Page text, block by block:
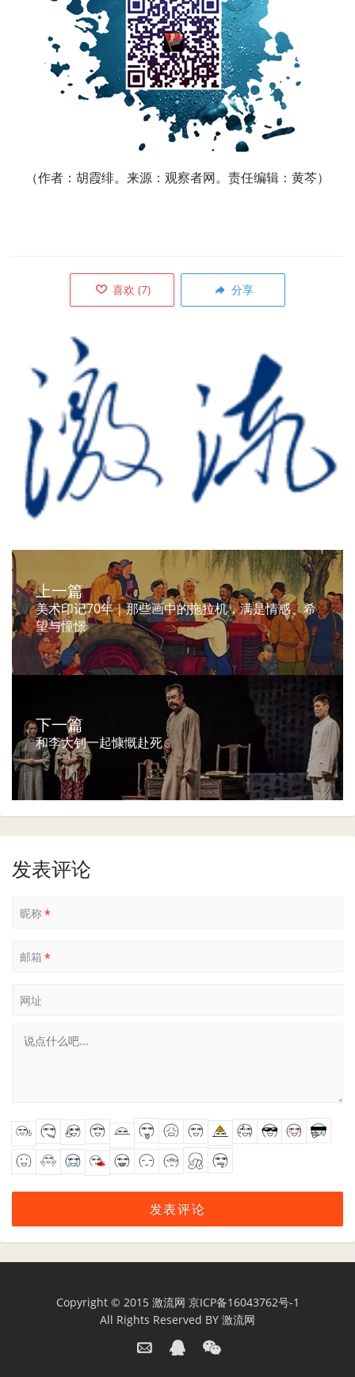
（作者：胡霞绯。来源：观察者网。责任编辑：黄芩）
喜欢 (7) 分享
上一篇
美术印记70年｜那些画中的拖拉机，满是情感、希
望与憧憬
下一篇
和李大钊一起慷慨赴死
发表评论
昵称*
邮箱 *
网址
Copyright © 2015 激流网 京ICP备16043762号-1
All Rights Reserved BY 激流网